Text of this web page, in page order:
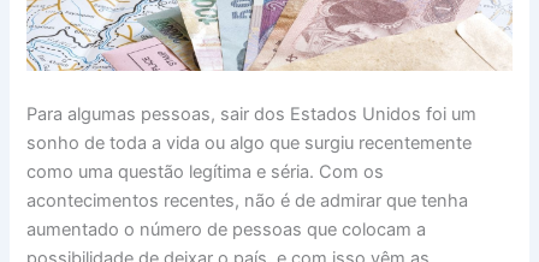
Para algumas pessoas, sair dos Estados Unidos foi um
sonho de toda a vida ou algo que surgiu recentemente
como uma questão legítima e séria. Com os
acontecimentos recentes, não é de admirar que tenha
aumentado o número de pessoas que colocam a